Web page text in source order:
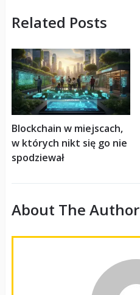
Related Posts
Blockchain w miejscach,
w których nikt się go nie
spodziewał
About The Author